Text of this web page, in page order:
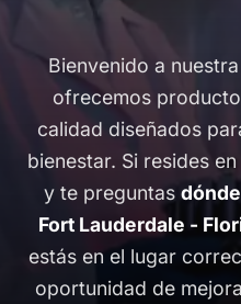
Bienvenido a
ofrecemos
calidad diseñados
bienestar. Si resides
y te preguntas
Fort Lauderdale -
estás en el lugar
oportunidad de